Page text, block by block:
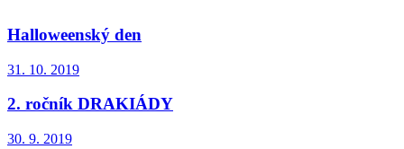
Halloweenský den
31. 10. 2019
2. ročník DRAKIÁDY
30. 9. 2019